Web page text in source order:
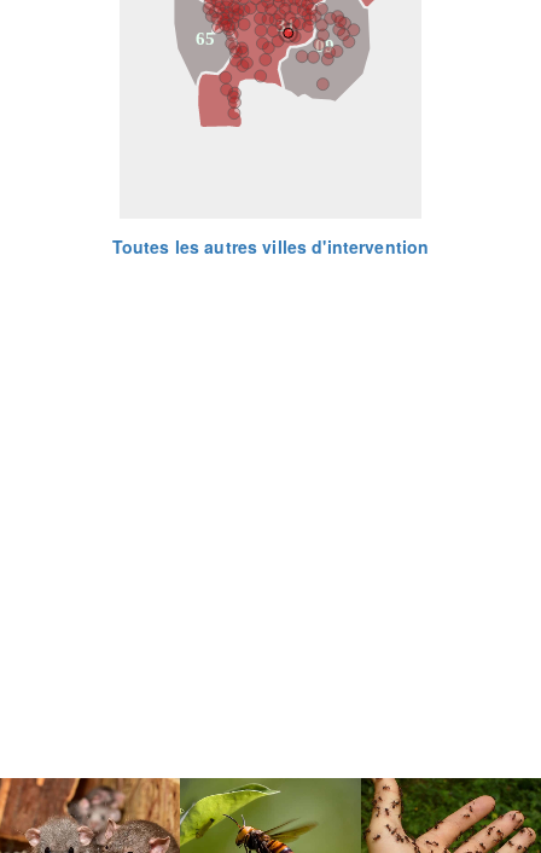
31
09
65
Toutes les autres villes d'intervention